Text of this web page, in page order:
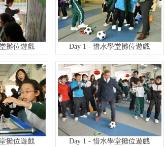
攤位遊戲 Day 1 - 惜水學堂攤位遊戲
攤位遊戲 Day 1 - 惜水學堂攤位遊戲